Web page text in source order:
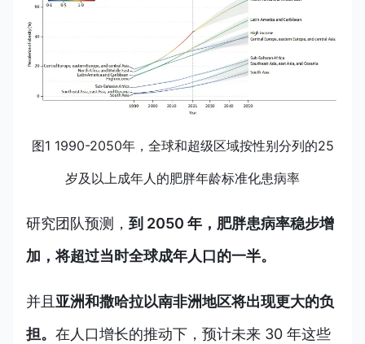
图1 1990-2050年，全球和超级区域按性别分列的25
岁及以上成年人的肥胖年龄标准化患病率
研究团队预测， 到 2050 年，肥胖患病率稳步增
加，将超过当时全球成年人口的一半。
并且 亚洲和撒哈拉以南非洲地区将出现更大的负
担。 在人口增长的推动下，预计未来 30 年这些